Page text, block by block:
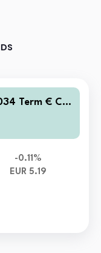
Term € Cor
-0.11%
EUR 5.19